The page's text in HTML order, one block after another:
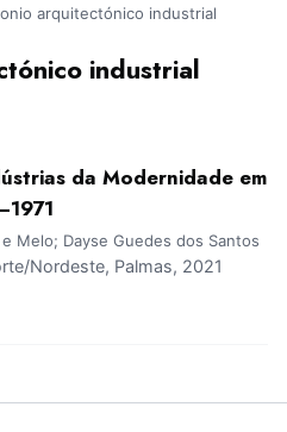
arquitectónico industrial
industrial
da Modernidade em
Melo; Dayse Guedes dos Santos
Nordeste, Palmas, 2021